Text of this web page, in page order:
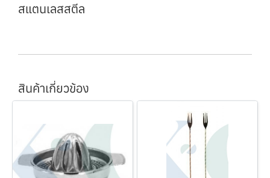
สแตนเลสสตีล
สินค้าเกี่ยวข้อง